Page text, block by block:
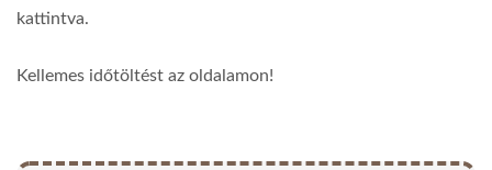
kattintva.
Kellemes időtöltést az oldalamon!